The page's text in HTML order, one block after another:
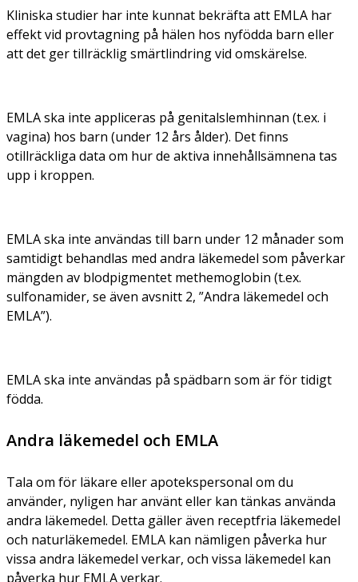
Kliniska studier har inte kunnat bekräfta att EMLA har
effekt vid provtagning på hälen hos nyfödda barn eller
att det ger tillräcklig smärtlindring vid omskärelse.
EMLA ska inte appliceras på genitalslemhinnan (t.ex. i
vagina) hos barn (under 12 års ålder). Det finns
otillräckliga data om hur de aktiva innehållsämnena tas
upp i kroppen.
EMLA ska inte användas till barn under 12 månader som
samtidigt behandlas med andra läkemedel som påverkar
mängden av blodpigmentet methemoglobin (t.ex.
sulfonamider, se även avsnitt 2, ”Andra läkemedel och
EMLA”).
EMLA ska inte användas på spädbarn som är för tidigt
födda.
Andra läkemedel och EMLA
Tala om för läkare eller apotekspersonal om du
använder, nyligen har använt eller kan tänkas använda
andra läkemedel. Detta gäller även receptfria läkemedel
och naturläkemedel. EMLA kan nämligen påverka hur
vissa andra läkemedel verkar, och vissa läkemedel kan
påverka hur EMLA verkar.